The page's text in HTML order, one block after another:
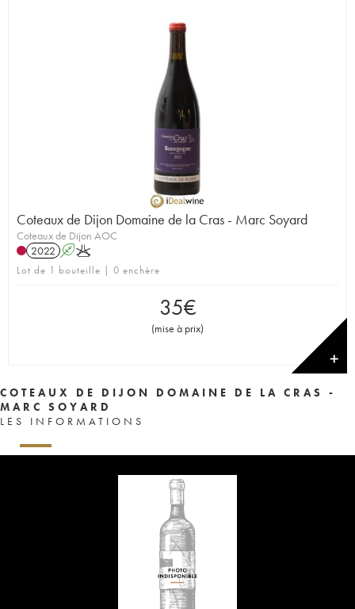
Coteaux de Dijon Domaine de la Cras - Marc Soyard
Coteaux de Dijon AOC
2022 AK
Lot de 1 bouteille | 0 enchère
35€
(mise à prix)
✕
COTEAUX DE DIJON DOMAINE DE LA CRAS -
MARC SOYARD
LES INFORMATIONS